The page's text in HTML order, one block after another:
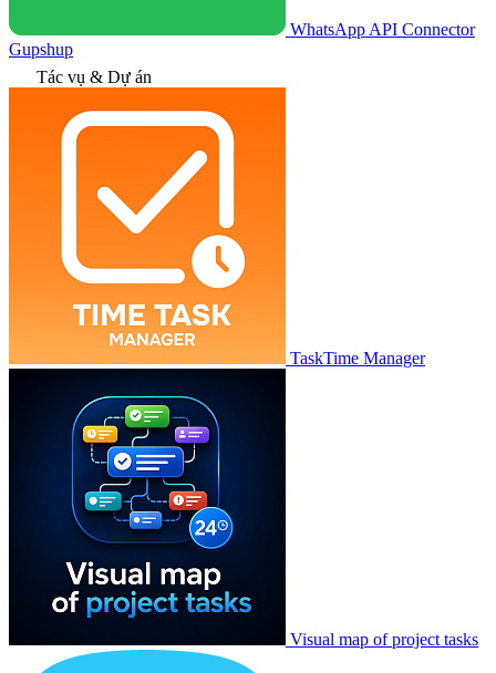
WhatsApp API Connector
Gupshup
Tác vụ & Dự án
TaskTime Manager
Visual map of project tasks